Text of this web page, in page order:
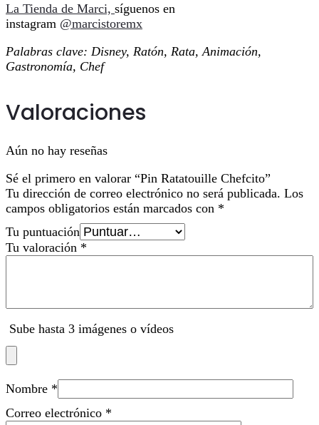
La Tienda de Marci, síguenos en
instagram @marcistoremx
Palabras clave: Disney, Ratón, Rata, Animación,
Gastronomía, Chef
Valoraciones
Aún no hay reseñas
Sé el primero en valorar “Pin Ratatouille Chefcito”
Tu dirección de correo electrónico no será publicada. Los
campos obligatorios están marcados con *
Tu puntuación
Tu valoración *
Sube hasta 3 imágenes o vídeos
Nombre *
Correo electrónico *